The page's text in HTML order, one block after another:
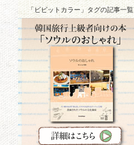
「ビビットカラー」タグの記事一覧